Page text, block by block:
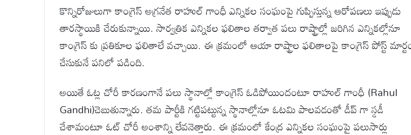
కొన్నిరోజులుగా కాంగ్రెస్ అగ్రనేత రాహుల్ గాంధీ ఎన్నికల సంఘంపై గుప్పిస్తున్న ఆరోపణలు ఇప్పుడు
తారస్థాయికి చేరుకున్నాయి. సార్వత్రిక ఎన్నికల ఫలితాల తర్వాత పలు రాష్ట్రాల్లో జరిగిన ఎన్నికల్లోనూ
కాంగ్రెస్ కు ప్రతికూల ఫలితాలే వచ్చాయి. ఈ క్రమంలో ఆయా రాష్ట్రాల ఫలితాలపై కాంగ్రెస్ పోస్ట్
చేసుకునే పనిలో పడింది.
అయితే ఓట్ల చోరీ కారణంగానే పలు స్థానాల్లో కాంగ్రెస్ ఓడిపోయిందంటూ రాహుల్ గాంధీ (Rahul
Gandhi)చెబుతున్నారు. తమ పార్టీకి గట్టిపట్టున్న స్థానాల్లోనూ ఓటమి పాలవడంతో డీప్ గా స్డడీ
చేశామంటూ ఓట్ చోరీ అంశాన్ని లేవనెత్తారు. ఈ క్రమంలో కేంద్ర ఎన్నికల సంఘంపై పలుసార్లు